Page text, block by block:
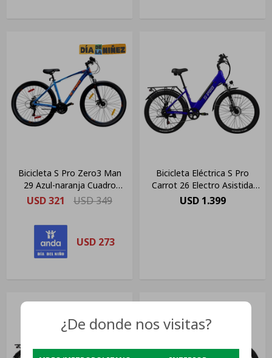
Bicicleta S Pro Zero3 Man
29 Azul-naranja Cuadro
Aluminio Color Azul/naranja
USD321 USD349
USD 273
Bicicleta Eléctrica S Pro
Carrot 26 Electro Asistida
0km Azul
USD 1.399
¿De donde nos visitas?